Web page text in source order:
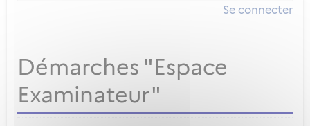
Se connecter
Démarches "Espace
Examinateur"